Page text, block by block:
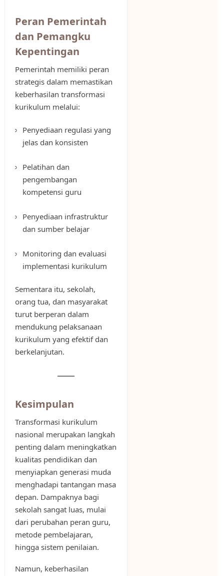
Peran Pemerintah
dan Pemangku
Kepentingan
Pemerintah memiliki peran
strategis dalam memastikan
keberhasilan transformasi
kurikulum melalui:
Penyediaan regulasi yang
jelas dan konsisten
Pelatihan dan
pengembangan
kompetensi guru
Penyediaan infrastruktur
dan sumber belajar
Monitoring dan evaluasi
implementasi kurikulum
Sementara itu, sekolah,
orang tua, dan masyarakat
turut berperan dalam
mendukung pelaksanaan
kurikulum yang efektif dan
berkelanjutan.
Kesimpulan
Transformasi kurikulum
nasional merupakan langkah
penting dalam meningkatkan
kualitas pendidikan dan
menyiapkan generasi muda
menghadapi tantangan masa
depan. Dampaknya bagi
sekolah sangat luas, mulai
dari perubahan peran guru,
metode pembelajaran,
hingga sistem penilaian.
Namun, keberhasilan